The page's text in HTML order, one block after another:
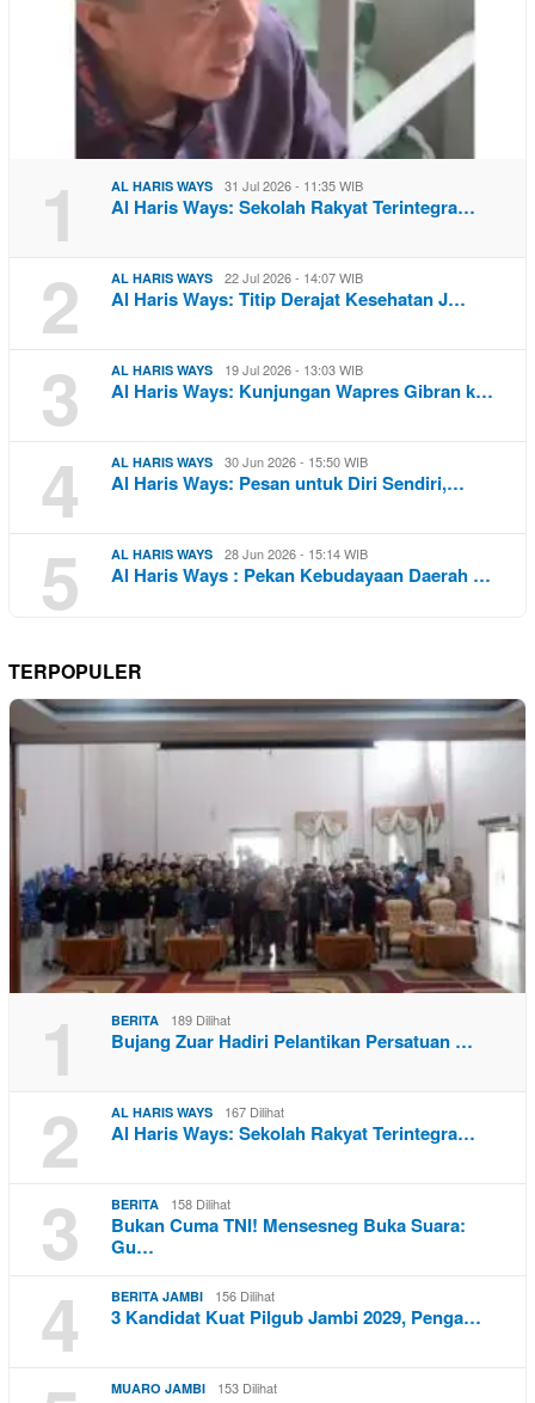
1 AL HARIS WAYS 31 Jul 2026 - 11:35 WIB
Al Haris Ways: Sekolah Rakyat Terintegra…
2 AL HARIS WAYS 22 Jul 2026 - 14:07 WIB
Al Haris Ways: Titip Derajat Kesehatan J…
3 AL HARIS WAYS 19 Jul 2026 - 13:03 WIB
Al Haris Ways: Kunjungan Wapres Gibran k…
4 AL HARIS WAYS 30 Jun 2026 - 15:50 WIB
Al Haris Ways: Pesan untuk Diri Sendiri,…
5 AL HARIS WAYS 28 Jun 2026 - 15:14 WIB
Al Haris Ways : Pekan Kebudayaan Daerah …
TERPOPULER
1 BERITA 189 Dilihat
Bujang Zuar Hadiri Pelantikan Persatuan …
2 AL HARIS WAYS 167 Dilihat
Al Haris Ways: Sekolah Rakyat Terintegra…
3 BERITA 158 Dilihat
Bukan Cuma TNI! Mensesneg Buka Suara:
Gu…
4 BERITA JAMBI 156 Dilihat
3 Kandidat Kuat Pilgub Jambi 2029, Penga…
MUARO JAMBI 153 Dilihat